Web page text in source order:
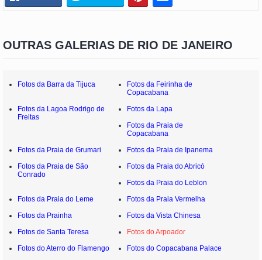
OUTRAS GALERIAS DE RIO DE JANEIRO
Fotos da Barra da Tijuca
Fotos da Feirinha de
Copacabana
Fotos da Lagoa Rodrigo de
Freitas
Fotos da Lapa
Fotos da Praia de
Copacabana
Fotos da Praia de Grumari
Fotos da Praia de Ipanema
Fotos da Praia de São
Conrado
Fotos da Praia do Abricó
Fotos da Praia do Leblon
Fotos da Praia do Leme
Fotos da Praia Vermelha
Fotos da Prainha
Fotos da Vista Chinesa
Fotos de Santa Teresa
Fotos do Arpoador
Fotos do Aterro do Flamengo
Fotos do Copacabana Palace